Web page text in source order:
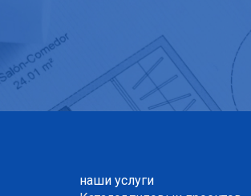
наши услуги